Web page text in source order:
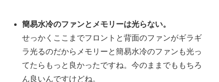
簡易水冷のファンとメモリーは光らない。
せっかくここまでフロントと背面のファンがギラギ
ラ光るのだからメモリーと簡易水冷のファンも光っ
てたらもっと良かったですね。今のままでももちろ
ん良いんですけどね。